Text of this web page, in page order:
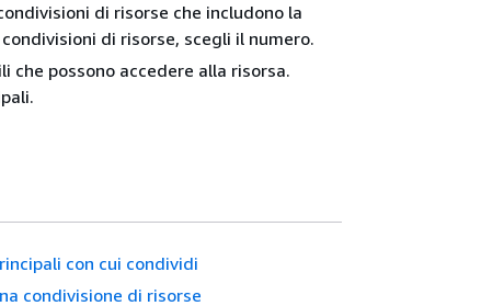
di risorse che includono la
di risorse, scegli il numero.
che possono accedere alla risorsa.
con cui condividi
condivisione di risorse